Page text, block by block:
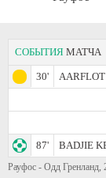
СОБЫТИЯ МАТЧА
30'
87'
BADJIE
Рауфос - Одд Гренланд,